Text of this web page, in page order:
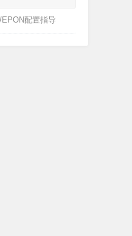
配置指导